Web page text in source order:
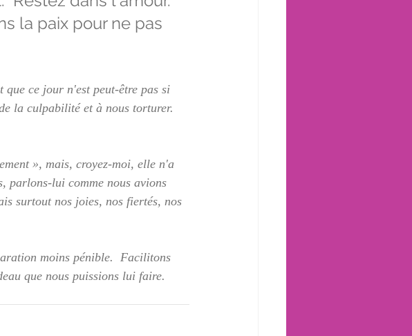
la paix pour ne pas
que ce jour n'est peut-être pas si
la culpabilité et à nous torturer.
», mais, croyez-moi, elle n'a
parlons-lui comme nous avions
surtout nos joies, nos fiertés, nos
moins pénible.  Facilitons
que nous puissions lui faire.